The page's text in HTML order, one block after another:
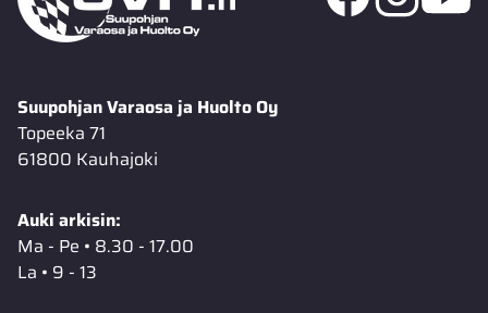
Suupohjan Varaosa ja Huolto Oy
Topeeka 71
61800 Kauhajoki
Auki arkisin:
Ma - Pe • 8.30 - 17.00
La • 9 - 13